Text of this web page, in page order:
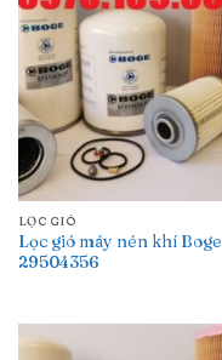
LỌC GIÓ
Lọc gió máy nén khí Boge
29504356